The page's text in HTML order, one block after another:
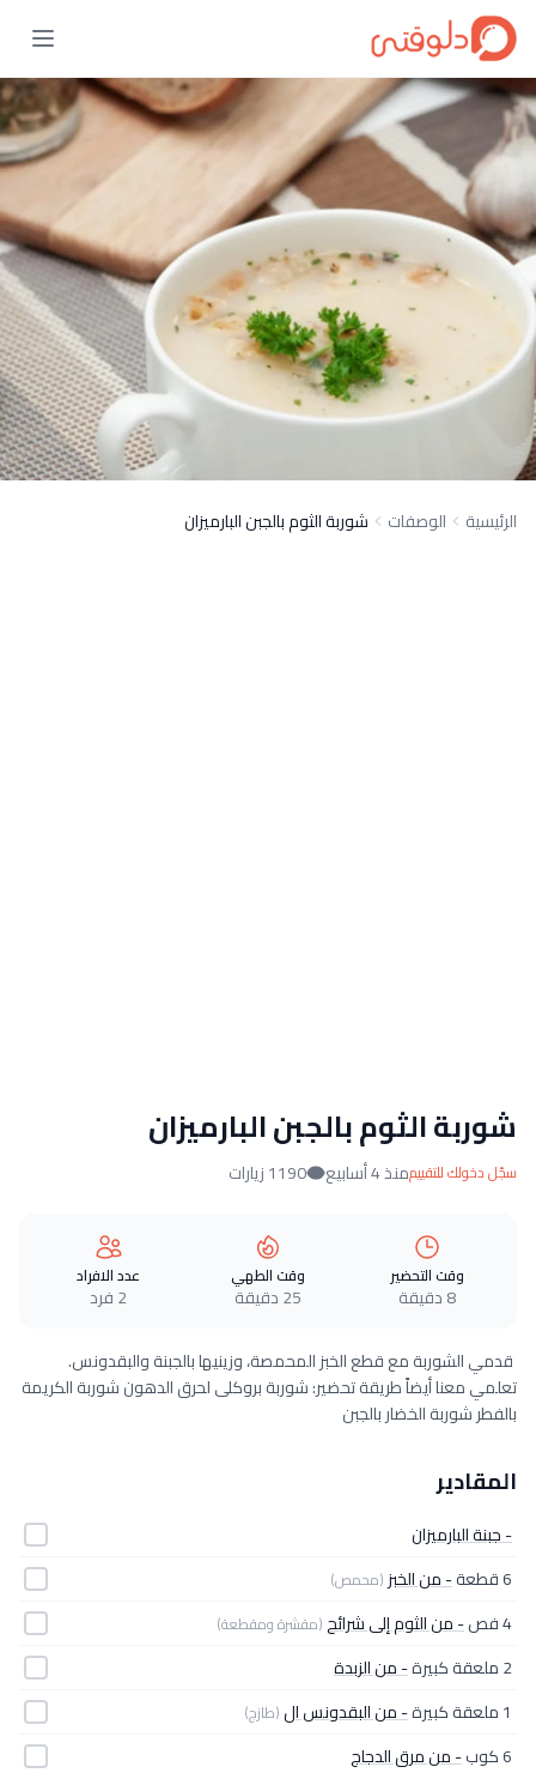
الرئيسية الوصفات شوربة الثوم بالجبن البارميزان
شوربة الثوم بالجبن البارميزان
سجّل دخولك للتقييممنذ 4 أسابيع 1190 زيارات
وقت التحضير
8 دقيقة
وقت الطهي
25 دقيقة
عدد الافراد
2 فرد
قدمي الشوربة مع قطع الخبز المحمصة، وزينيها بالجبنة والبقدونس.
تعلمي معنا أيضاً طريقة تحضير: شوربة بروكلى لحرق الدهون شوربة الكريمة
بالفطر شوربة الخضار بالجبن
المقادير
- جبنة البارميزان
6 قطعة
- من الخبز (محمص)
4 فص - من الثوم إلى شرائح(مقشرة ومقطعة)
2 ملعقة كبيرة
- من الزبدة
1 ملعقة كبيرة
- من البقدونس ال(طازج)
6 كوب - من مرق الدجاج